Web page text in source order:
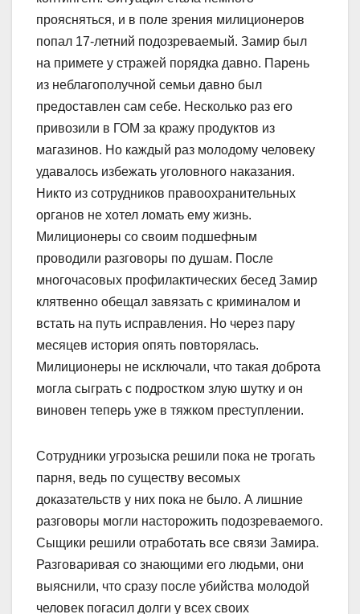
проясняться, и в поле зрения милиционеров
попал 17-летний подозреваемый. Замир был
на примете у стражей порядка давно. Парень
из неблагополучной семьи давно был
предоставлен сам себе. Несколько раз его
привозили в ГОМ за кражу продуктов из
магазинов. Но каждый раз молодому человеку
удавалось избежать уголовного наказания.
Никто из сотрудников правоохранительных
органов не хотел ломать ему жизнь.
Милиционеры со своим подшефным
проводили разговоры по душам. После
многочасовых профилактических бесед Замир
клятвенно обещал завязать с криминалом и
встать на путь исправления. Но через пару
месяцев история опять повторялась.
Милиционеры не исключали, что такая доброта
могла сыграть с подростком злую шутку и он
виновен теперь уже в тяжком преступлении.
Сотрудники угрозыска решили пока не трогать
парня, ведь по существу весомых
доказательств у них пока не было. А лишние
разговоры могли насторожить подозреваемого.
Сыщики решили отработать все связи Замира.
Разговаривая со знающими его людьми, они
выяснили, что сразу после убийства молодой
человек погасил долги у всех своих